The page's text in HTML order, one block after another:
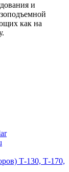
и
как на
Т-130, Т-170,